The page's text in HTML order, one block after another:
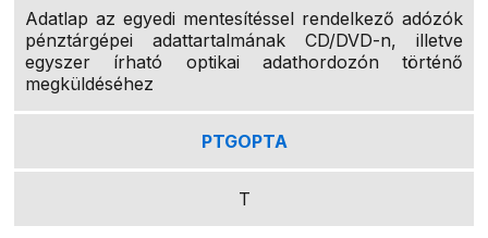
Adatlap az egyedi mentesítéssel rendelkező adózók
pénztárgépei adattartalmának CD/DVD-n, illetve
egyszer írható optikai adathordozón történő
megküldéséhez
PTGOPTA
T